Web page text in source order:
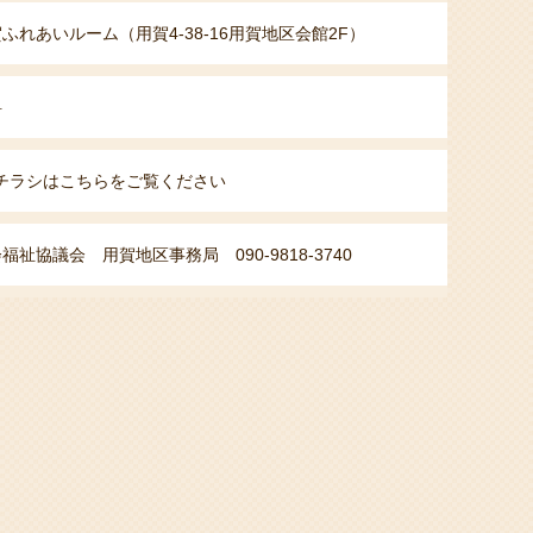
れあいルーム（用賀4-38-16用賀地区会館2F）
ラシはこちらをご覧ください
福祉協議会 用賀地区事務局 090-9818-3740